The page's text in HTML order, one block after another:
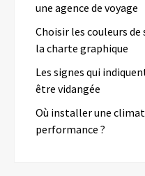
une agence de voyage
Choisir les couleurs
la charte graphique
Les signes qui
être vidangée
Où installer une
performance ?